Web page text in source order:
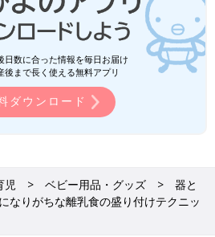
日数に合った情報を毎日お届け
後まで長く使える無料アプリ
ダウンロード
児 ベビー用品・グッズ
器と
なりがちな離乳食の盛り付けテクニッ